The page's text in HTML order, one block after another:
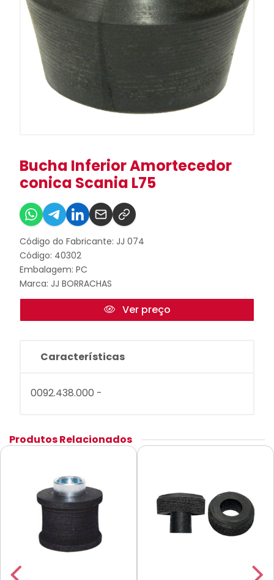
Bucha Inferior Amortecedor
conica Scania L75
Código do Fabricante: JJ 074
Código: 40302
Embalagem: PC
Marca: JJ BORRACHAS
Ver preço
Características
0092.438.000 -
Produtos Relacionados